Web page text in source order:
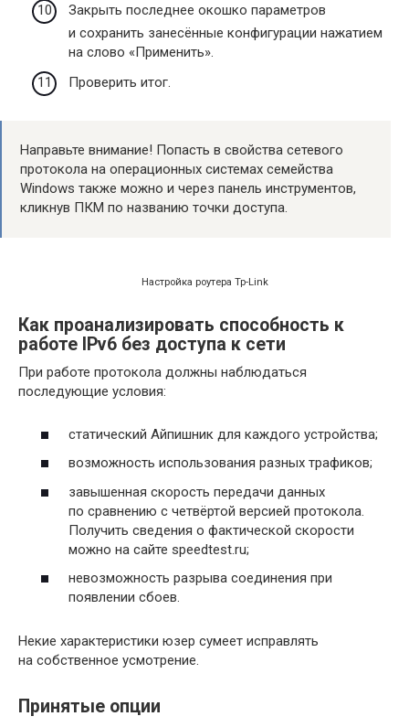
Закрыть последнее окошко параметров
и сохранить занесённые конфигурации нажатием
на слово «Применить».
Проверить итог.
Направьте внимание! Попасть в свойства сетевого
протокола на операционных системах семейства
Windows также можно и через панель инструментов,
кликнув ПКМ по названию точки доступа.
Настройка роутера Tp-Link
Как проанализировать способность к
работе IPv6 без доступа к сети
При работе протокола должны наблюдаться
последующие условия:
статический Айпишник для каждого устройства;
возможность использования разных трафиков;
завышенная скорость передачи данных
по сравнению с четвёртой версией протокола.
Получить сведения о фактической скорости
можно на сайте speedtest.ru;
невозможность разрыва соединения при
появлении сбоев.
Некие характеристики юзер сумеет исправлять
на собственное усмотрение.
Принятые опции